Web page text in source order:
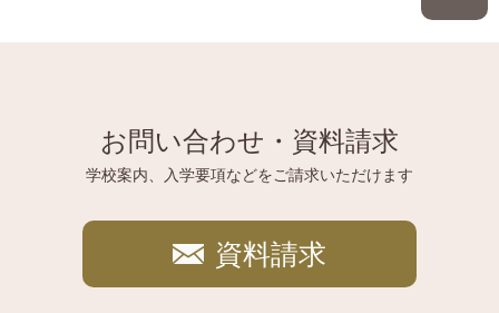
お問い合わせ・資料請求
学校案内、入学要項などをご請求いただけます
資料請求